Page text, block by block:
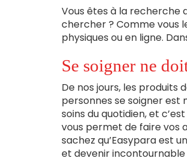
Vous êtes à la recherche
chercher ? Comme vous
physiques ou en ligne.
Se soigner ne
De nos jours, les produits
personnes se soigner est
soins du quotidien, et
vous permet de faire vos
sachez qu’Easypara est
et devenir